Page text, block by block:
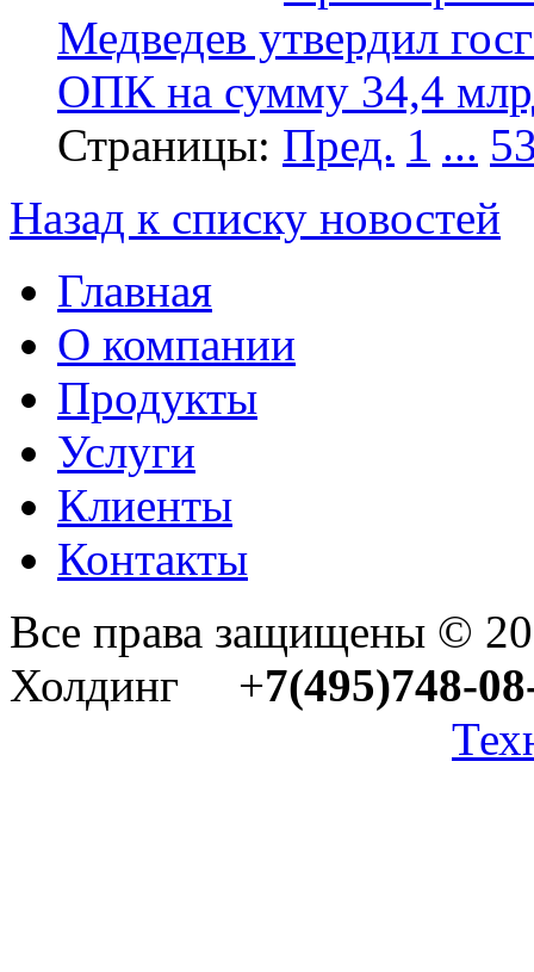
Медведев утвердил
ОПК на сумму 34,4
Страницы: Пред. 1 ...
Назад к списку новостей
Главная
О компании
Продукты
Услуги
Клиенты
Контакты
Все права защищены ©
Холдинг +7(495)748-